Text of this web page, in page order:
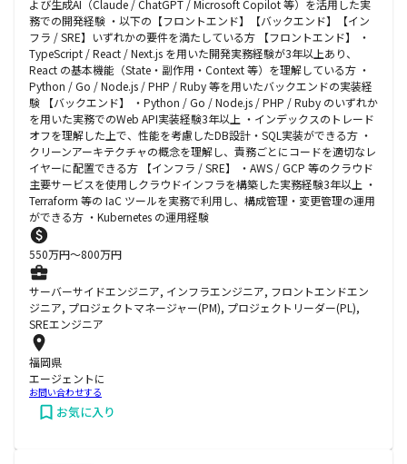
よび生成AI（Claude / ChatGPT / Microsoft Copilot 等）を活用した実
務での開発経験 ・以下の【フロントエンド】【バックエンド】【イン
フラ / SRE】いずれかの要件を満たしている方 【フロントエンド】 ・
TypeScript / React / Next.js を用いた開発実務経験が3年以上あり、
React の基本機能（State・副作用・Context 等）を理解している方 ・
Python / Go / Node.js / PHP / Ruby 等を用いたバックエンドの実装経
験 【バックエンド】 ・Python / Go / Node.js / PHP / Ruby のいずれか
を用いた実務でのWeb API実装経験3年以上 ・インデックスのトレード
オフを理解した上で、性能を考慮したDB設計・SQL実装ができる方 ・
クリーンアーキテクチャの概念を理解し、責務ごとにコードを適切なレ
イヤーに配置できる方 【インフラ / SRE】 ・AWS / GCP 等のクラウド
主要サービスを使用しクラウドインフラを構築した実務経験3年以上 ・
Terraform 等の IaC ツールを実務で利用し、構成管理・変更管理の運用
ができる方 ・Kubernetes の運用経験
550万円〜800万円
サーバーサイドエンジニア, インフラエンジニア, フロントエンドエン
ジニア, プロジェクトマネージャー(PM), プロジェクトリーダー(PL),
SREエンジニア
福岡県
エージェントに
お問い合わせする
お気に入り